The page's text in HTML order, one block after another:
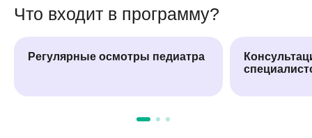
Что входит в программу?
Регулярные осмотры педиатра